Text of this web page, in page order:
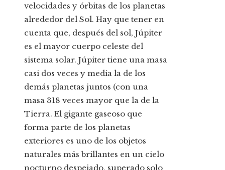
velocidades y órbitas de los planetas
alrededor del Sol. Hay que tener en
cuenta que, después del sol, Júpiter
es el mayor cuerpo celeste del
sistema solar. Júpiter tiene una masa
casi dos veces y media la de los
demás planetas juntos (con una
masa 318 veces mayor que la de la
Tierra. El gigante gaseoso que
forma parte de los planetas
exteriores es uno de los objetos
naturales más brillantes en un cielo
nocturno despejado, superado solo